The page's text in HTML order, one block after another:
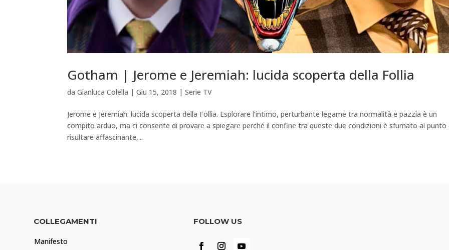
Gotham | Jerome e Jeremiah: lucida scoperta della Follia
daGianluca Colella |Giu 15, 2018 |Serie TV
Jerome e Jeremiah: lucida scoperta della Follia. Esplorare l’intimo, perturbante legame tra normalità e pazzia è un
compito arduo, ma ci consente di provare a spiegare perché il confine tra queste due condizioni è sfumato al punto
risultare affascinante,...
COLLEGAMENTI
Manifesto
FOLLOW US